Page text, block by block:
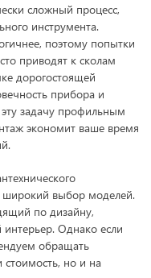
сложный процесс,
инструмента.
поэтому попытки
приводят к сколам
дорогостоящей
прибора и
эту задачу профильным
экономит ваше время
широкий выбор моделей.
по дизайну,
Однако если
обращать
но и на